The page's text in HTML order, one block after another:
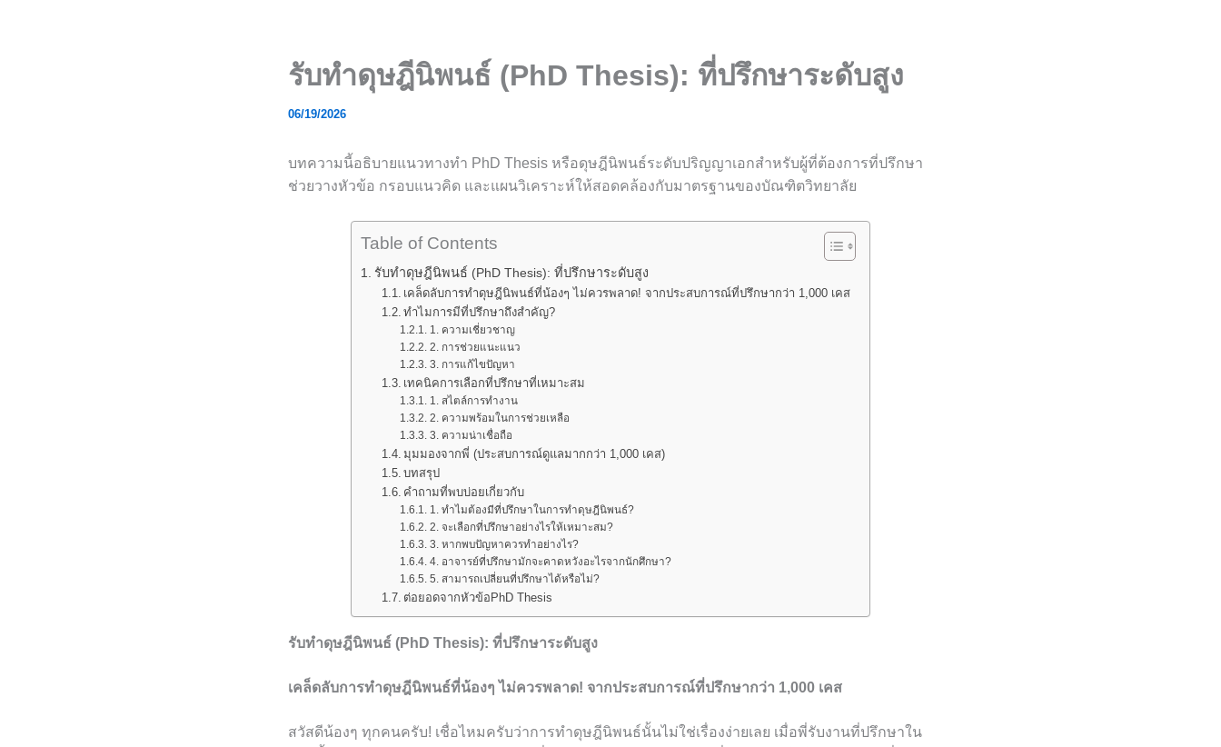
รับทำดุษฎีนิพนธ์ (PhD Thesis): ที่ปรึกษาระดับสูง
06/19/2026
บทความนี้อธิบายแนวทางทำ PhD Thesis หรือดุษฎีนิพนธ์ระดับปริญญาเอกสำหรับผู้ที่ต้องการที่ปรึกษา
ช่วยวางหัวข้อ กรอบแนวคิด และแผนวิเคราะห์ให้สอดคล้องกับมาตรฐานของบัณฑิตวิทยาลัย
Table of Contents
รับทำดุษฎีนิพนธ์ (PhD Thesis): ที่ปรึกษาระดับสูง
เคล็ดลับการทำดุษฎีนิพนธ์ที่น้องๆ ไม่ควรพลาด! จากประสบการณ์ที่ปรึกษากว่า 1,000 เคส
ทำไมการมีที่ปรึกษาถึงสำคัญ?
1. ความเชี่ยวชาญ
2. การช่วยแนะแนว
3. การแก้ไขปัญหา
เทคนิคการเลือกที่ปรึกษาที่เหมาะสม
1. สไตล์การทำงาน
2. ความพร้อมในการช่วยเหลือ
3. ความน่าเชื่อถือ
มุมมองจากพี่ (ประสบการณ์ดูแลมากกว่า 1,000 เคส)
บทสรุป
คำถามที่พบบ่อยเกี่ยวกับ
1. ทำไมต้องมีที่ปรึกษาในการทำดุษฎีนิพนธ์?
2. จะเลือกที่ปรึกษาอย่างไรให้เหมาะสม?
3. หากพบปัญหาควรทำอย่างไร?
4. อาจารย์ที่ปรึกษามักจะคาดหวังอะไรจากนักศึกษา?
5. สามารถเปลี่ยนที่ปรึกษาได้หรือไม่?
ต่อยอดจากหัวข้อPhD Thesis
รับทำดุษฎีนิพนธ์ (PhD Thesis): ที่ปรึกษาระดับสูง
เคล็ดลับการทำดุษฎีนิพนธ์ที่น้องๆ ไม่ควรพลาด! จากประสบการณ์ที่ปรึกษากว่า 1,000 เคส
สวัสดีน้องๆ ทุกคนครับ! เชื่อไหมครับว่าการทำดุษฎีนิพนธ์นั้นไม่ใช่เรื่องง่ายเลย เมื่อพี่รับงานที่ปรึกษาใน